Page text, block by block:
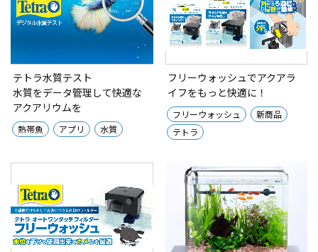
テトラ水質テスト
水質をデータ管理して快適な
アクアリウムを
熱帯魚 アプリ 水質
フリーウォッシュでアクアラ
イフをもっと快適に！
フリーウォッシュ
新商品
テトラ